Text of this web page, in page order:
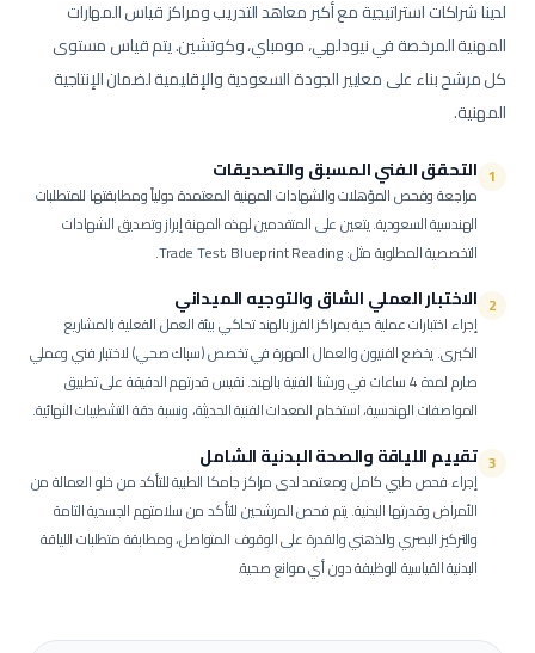
لدينا شراكات استراتيجية مع أكبر معاهد التدريب ومراكز قياس المهارات
المهنية المرخصة في نيودلهي، مومباي، وكوتشين. يتم قياس مستوى
كل مرشح بناء على معايير الجودة السعودية والإقليمية لضمان الإنتاجية
المهنية.
1 التحقق الفني المسبق والتصديقات
مراجعة وفحص المؤهلات والشهادات المهنية المعتمدة دولياً ومطابقتها للمتطلبات
الهندسية السعودية.يتعين على المتقدمين لهذه المهنة إبراز وتصديق الشهادات
التخصصية المطلوبة مثل: Trade Test، Blueprint Reading.
2 الاختبار العملي الشاق والتوجيه الميداني
إجراء اختبارات عملية حية بمراكز الفرز بالهند تحاكي بيئة العمل الفعلية بالمشاريع
الكبرى.يخضع الفنيون والعمال المهرة في تخصص (سباك صحي) لاختبار فني وعملي
صارم لمدة 4 ساعات في ورشنا الفنية بالهند. نقيس قدرتهم الدقيقة على تطبيق
المواصفات الهندسية، استخدام المعدات الفنية الحديثة، ونسبة دقة التشطيبات النهائية.
3 تقييم اللياقة والصحة البدنية الشامل
إجراء فحص طبي كامل ومعتمد لدى مراكز جامكا الطبية للتأكد من خلو العمالة من
الأمراض وقدرتها البدنية.يتم فحص المرشحين للتأكد من سلامتهم الجسدية التامة
والتركيز البصري والذهني والقدرة على الوقوف المتواصل، ومطابقة متطلبات اللياقة
البدنية القياسية للوظيفة دون أي موانع صحية.